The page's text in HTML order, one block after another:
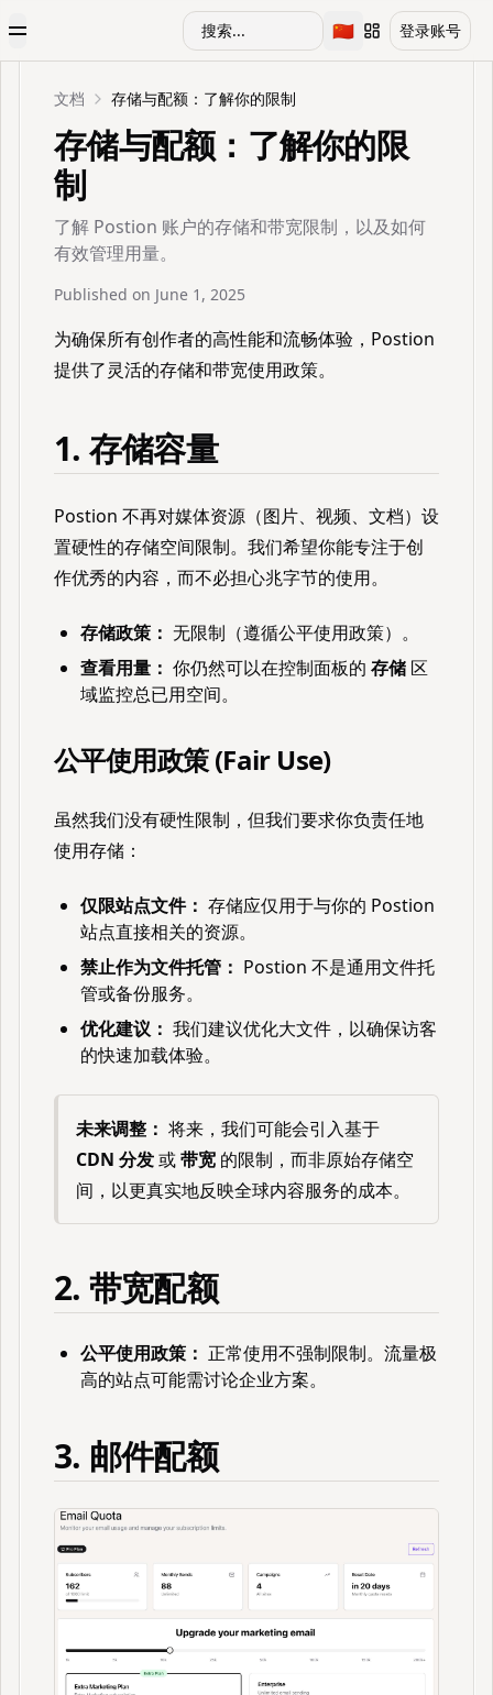
Toggle Menu 搜索... 🇨🇳Toggle language
登录账号
文档 存储与配额：了解你的限制
存储与配额：了解你的限
制
了解 Postion 账户的存储和带宽限制，以及如何
有效管理用量。
Published on June 1, 2025
为确保所有创作者的高性能和流畅体验，Postion
提供了灵活的存储和带宽使用政策。
1. 存储容量
Postion 不再对媒体资源（图片、视频、文档）设
置硬性的存储空间限制。我们希望你能专注于创
作优秀的内容，而不必担心兆字节的使用。
存储政策： 无限制（遵循公平使用政策）。
查看用量： 你仍然可以在控制面板的 存储 区
域监控总已用空间。
公平使用政策 (Fair Use)
虽然我们没有硬性限制，但我们要求你负责任地
使用存储：
仅限站点文件： 存储应仅用于与你的 Postion
站点直接相关的资源。
禁止作为文件托管： Postion 不是通用文件托
管或备份服务。
优化建议： 我们建议优化大文件，以确保访客
的快速加载体验。
未来调整： 将来，我们可能会引入基于
CDN 分发或带宽 的限制，而非原始存储空
间，以更真实地反映全球内容服务的成本。
2. 带宽配额
公平使用政策： 正常使用不强制限制。流量极
高的站点可能需讨论企业方案。
3. 邮件配额